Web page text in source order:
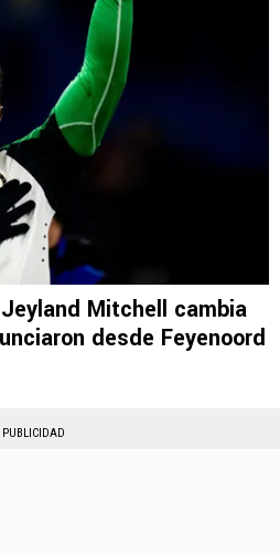
Mitchell cambia
desde Feyenoord
PUBLICIDAD